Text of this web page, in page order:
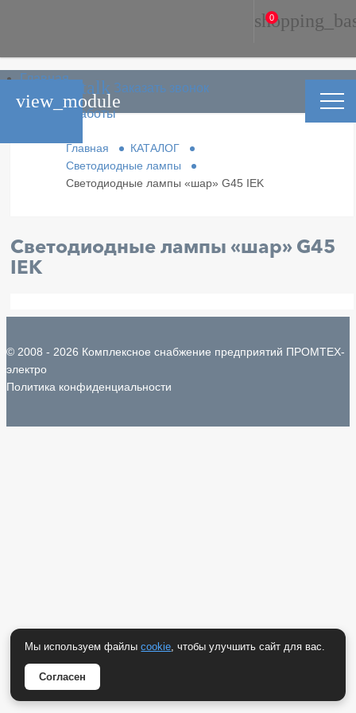
phone_in_talk Заказать звонок
Главная
Каталог
Условия работы
0
Главная
КАТАЛОГ
Светодиодные лампы
Светодиодные лампы «шар» G45 IEK
Светодиодные лампы «шар» G45
IEK
view_module
© 2008 - 2026 Комплексное снабжение предприятий ПРОМТЕХ-
электро
Политика конфиденциальности
Мы используем файлыcookie, чтобы улучшить сайт для вас.
Согласен